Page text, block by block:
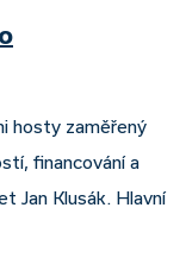
hosty zaměřený
financování a
Jan Klusák. Hlavní